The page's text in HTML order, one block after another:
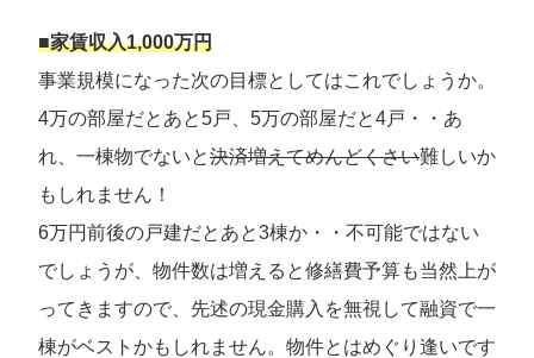
■家賃収入1,000万円
事業規模になった次の目標としてはこれでしょうか。
4万の部屋だとあと5戸、5万の部屋だと4戸・・あ
れ、一棟物でないと決済増えてめんどくさい難しいか
もしれません！
6万円前後の戸建だとあと3棟か・・不可能ではない
でしょうが、物件数は増えると修繕費予算も当然上が
ってきますので、先述の現金購入を無視して融資で一
棟がベストかもしれません。物件とはめぐり逢いです